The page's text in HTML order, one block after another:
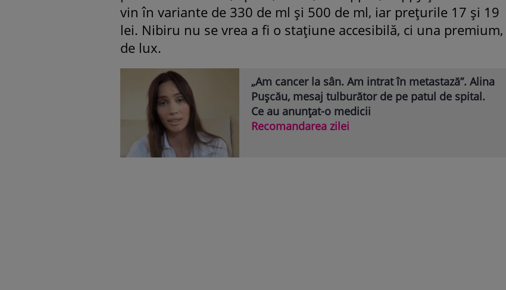
vin în variante de 330 de ml și 500 de ml, iar prețurile 17 și 19
lei. Nibiru nu se vrea a fi o stațiune accesibilă, ci una premium,
de lux.
„Am cancer la sân. Am intrat în metastază”. Alina
Pușcău, mesaj tulburător de pe patul de spital.
Ce au anunțat-o medicii
Recomandarea zilei